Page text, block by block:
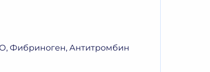
Фибриноген, Антитромбин